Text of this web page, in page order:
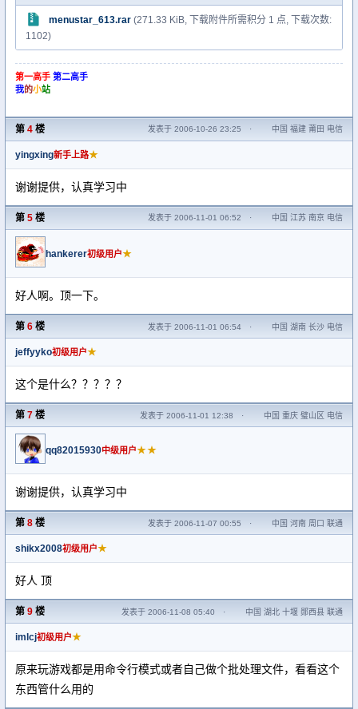
menustar_613.rar (271.33 KiB, 下载附件所需积分 1 点, 下载次数:
1102)
第一高手 第二高手
我的小站
第 4 楼 发表于 2006-10-26 23:25 · 中国 福建 莆田 电信
yingxing新手上路★
谢谢提供，认真学习中
第 5 楼 发表于 2006-11-01 06:52 · 中国 江苏 南京 电信
hankerer初级用户★
好人啊。顶一下。
第 6 楼 发表于 2006-11-01 06:54 · 中国 湖南 长沙 电信
jeffyyko初级用户★
这个是什么？？？？？
第 7 楼 发表于 2006-11-01 12:38 · 中国 重庆 璧山区 电信
qq82015930中级用户★★
谢谢提供，认真学习中
第 8 楼 发表于 2006-11-07 00:55 · 中国 河南 周口 联通
shikx2008初级用户★
好人 顶
第 9 楼 发表于 2006-11-08 05:40 · 中国 湖北 十堰 郧西县 联通
imlcj初级用户★
原来玩游戏都是用命令行模式或者自己做个批处理文件，看看这个
东西管什么用的